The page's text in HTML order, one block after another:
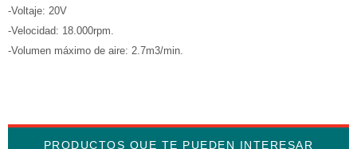
-Voltaje: 20V
-Velocidad: 18.000rpm.
-Volumen máximo de aire: 2.7m3/min.
PRODUCTOS QUE TE PUEDEN INTERESAR